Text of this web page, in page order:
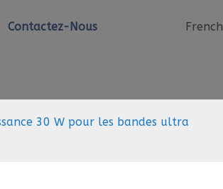
Contactez-Nous French
30 W pour les bandes ultra